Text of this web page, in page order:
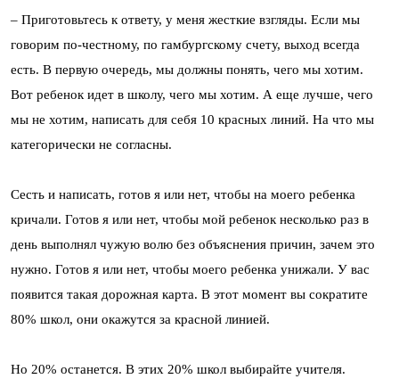
– Приготовьтесь к ответу, у меня жесткие взгляды. Если мы
говорим по-честному, по гамбургскому счету, выход всегда
есть. В первую очередь, мы должны понять, чего мы хотим.
Вот ребенок идет в школу, чего мы хотим. А еще лучше, чего
мы не хотим, написать для себя 10 красных линий. На что мы
категорически не согласны.
Сесть и написать, готов я или нет, чтобы на моего ребенка
кричали. Готов я или нет, чтобы мой ребенок несколько раз в
день выполнял чужую волю без объяснения причин, зачем это
нужно. Готов я или нет, чтобы моего ребенка унижали. У вас
появится такая дорожная карта. В этот момент вы сократите
80% школ, они окажутся за красной линией.
Но 20% останется. В этих 20% школ выбирайте учителя.